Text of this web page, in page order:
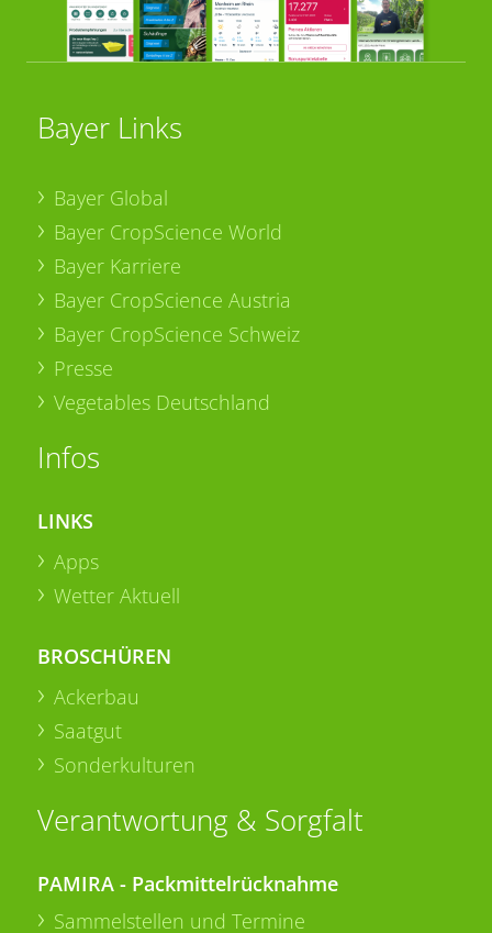
Bayer Links
Bayer Global
Bayer CropScience World
Bayer Karriere
Bayer CropScience Austria
Bayer CropScience Schweiz
Presse
Vegetables Deutschland
Infos
LINKS
Apps
Wetter Aktuell
BROSCHÜREN
Ackerbau
Saatgut
Sonderkulturen
Verantwortung & Sorgfalt
PAMIRA - Packmittelrücknahme
Sammelstellen und Termine